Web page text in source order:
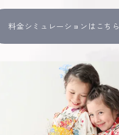
料金シミュレーションはこちら